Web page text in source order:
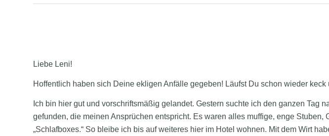
Liebe Leni!
Hoffentlich haben sich Deine ekligen Anfälle gegeben! Läufst Du schon wieder keck
Ich bin hier gut und vorschriftsmäßig gelandet. Gestern suchte ich den ganzen Tag
gefunden, die meinen Ansprüchen entspricht. Es waren alles muffige, enge Stuben,
„Schlafboxes.“ So bleibe ich bis auf weiteres hier im Hotel wohnen. Mit dem Wirt